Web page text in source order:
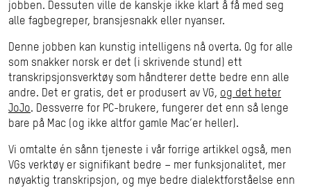
jobben. Dessuten ville de kanskje ikke klart å få med seg
alle fagbegreper, bransjesnakk eller nyanser.
Denne jobben kan kunstig intelligens nå overta. Og for alle
som snakker norsk er det (i skrivende stund) ett
transkripsjonsverktøy som håndterer dette bedre enn alle
andre. Det er gratis, det er produsert av VG, og det heter
JoJo. Dessverre for PC-brukere, fungerer det enn så lenge
bare på Mac (og ikke altfor gamle Mac’er heller).
Vi omtalte én sånn tjeneste i vår forrige artikkel også, men
VGs verktøy er signifikant bedre – mer funksjonalitet, mer
nøyaktig transkripsjon, og mye bedre dialektforståelse enn